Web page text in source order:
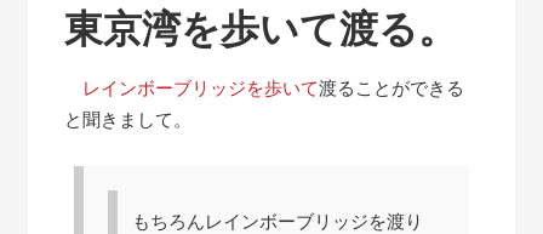
東京湾を歩いて渡る。
レインボーブリッジを歩いて渡ることができる
と聞きまして。
もちろんレインボーブリッジを渡り